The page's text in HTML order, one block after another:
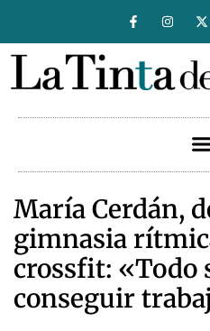
María Cerdán,
gimnasia
crossfit: «Todo
conseguir